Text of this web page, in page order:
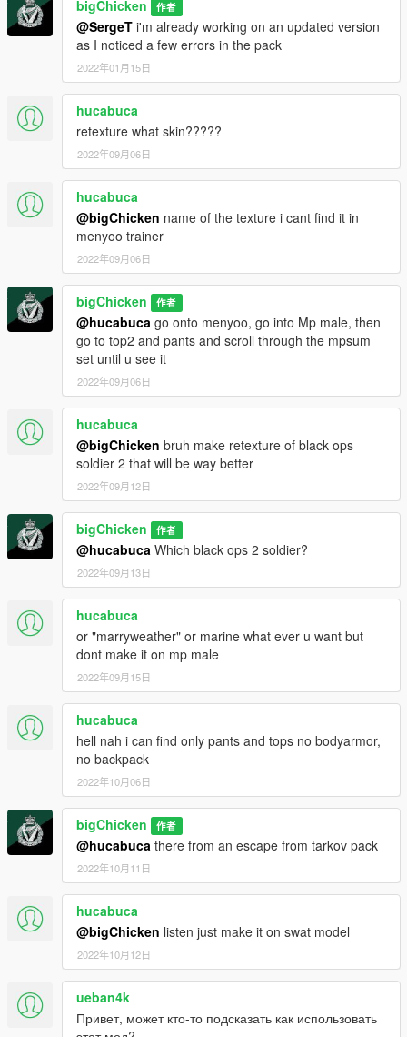
bigChicken 作者
@SergeT i'm already working on an updated version
as I noticed a few errors in the pack
2022年01月15日
hucabuca
retexture what skin?????
2022年09月06日
hucabuca
@bigChicken name of the texture i cant find it in
menyoo trainer
2022年09月06日
bigChicken 作者
@hucabuca go onto menyoo, go into Mp male, then
go to top2 and pants and scroll through the mpsum
set until u see it
2022年09月06日
hucabuca
@bigChicken bruh make retexture of black ops
soldier 2 that will be way better
2022年09月12日
bigChicken 作者
@hucabuca Which black ops 2 soldier?
2022年09月13日
hucabuca
or "marryweather" or marine what ever u want but
dont make it on mp male
2022年09月15日
hucabuca
hell nah i can find only pants and tops no bodyarmor,
no backpack
2022年10月06日
bigChicken 作者
@hucabuca there from an escape from tarkov pack
2022年10月11日
hucabuca
@bigChicken listen just make it on swat model
2022年10月12日
ueban4k
Привет, может кто-то подсказать как использовать